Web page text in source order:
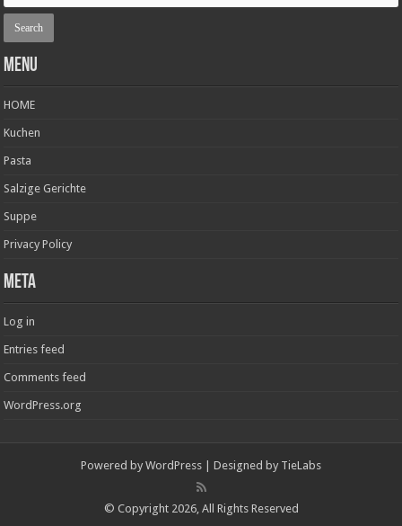
Menu
HOME
Kuchen
Pasta
Salzige Gerichte
Suppe
Privacy Policy
Meta
Log in
Entries feed
Comments feed
WordPress.org
Powered by WordPress | Designed by TieLabs
© Copyright 2026, All Rights Reserved